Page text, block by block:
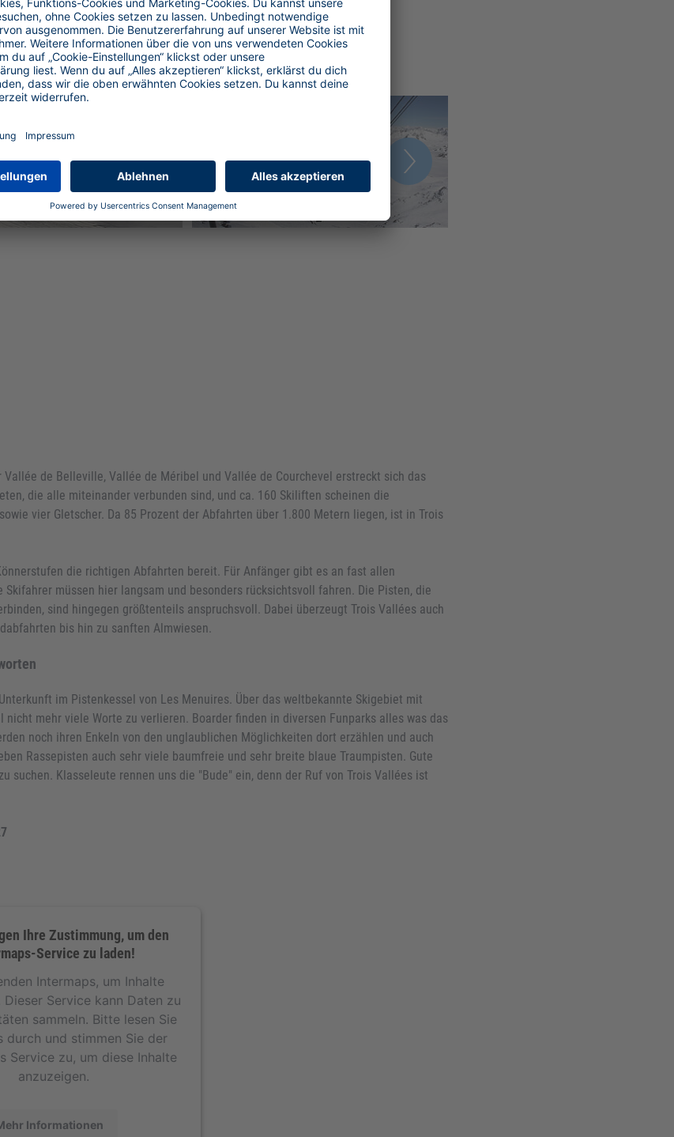
deine Reise
de Belleville, Vallée de Méribel und Vallée de Courchevel erstreckt sich das
die alle miteinander verbunden sind, und ca. 160 Skiliften scheinen die
vier Gletscher. Da 85 Prozent der Abfahrten über 1.800 Metern liegen, ist in Trois
die richtigen Abfahrten bereit. Für Anfänger gibt es an fast allen
müssen hier langsam und besonders rücksichtsvoll fahren. Die Pisten, die
sind hingegen größtenteils anspruchsvoll. Dabei überzeugt Trois Vallées auch
bis hin zu sanften Almwiesen.
im Pistenkessel von Les Menuires. Über das weltbekannte Skigebiet mit
mehr viele Worte zu verlieren. Boarder finden in diversen Funparks alles was das
noch ihren Enkeln von den unglaublichen Möglichkeiten dort erzählen und auch
Rassepisten auch sehr viele baumfreie und sehr breite blaue Traumpisten. Gute
suchen. Klasseleute rennen uns die "Bude" ein, denn der Ruf von Trois Vallées ist
Ihre Zustimmung, um den
Service zu laden!
Intermaps, um Inhalte
Service kann Daten zu
sammeln. Bitte lesen Sie
durch und stimmen Sie der
Service zu, um diese Inhalte
anzuzeigen.
Informationen